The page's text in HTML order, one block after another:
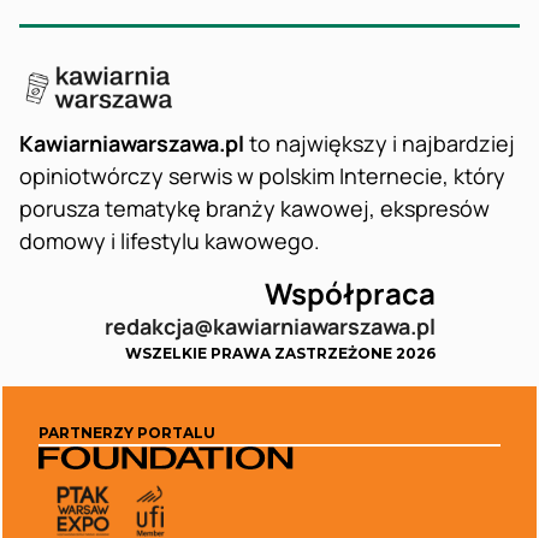
Kawiarniawarszawa.pl to największy i najbardziej
opiniotwórczy serwis w polskim Internecie, który
porusza tematykę branży kawowej, ekspresów
domowy i lifestylu kawowego.
Współpraca
redakcja@kawiarniawarszawa.pl
WSZELKIE PRAWA ZASTRZEŻONE 2026
PARTNERZY PORTALU